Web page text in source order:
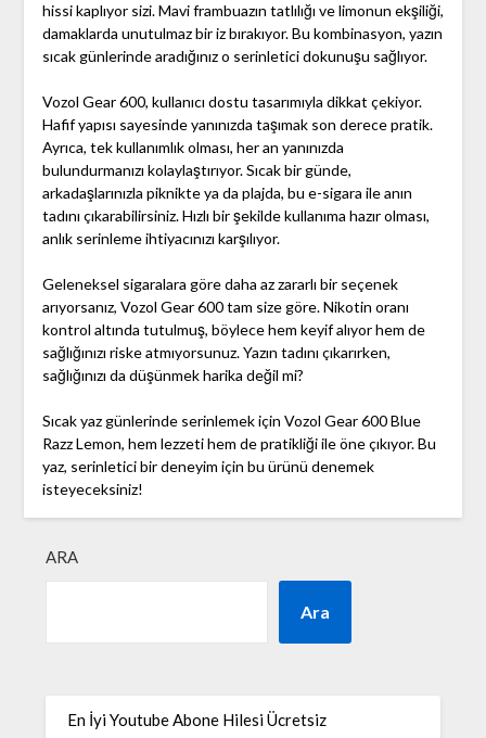
hissi kaplıyor sizi. Mavi frambuazın tatlılığı ve limonun ekşiliği,
damaklarda unutulmaz bir iz bırakıyor. Bu kombinasyon, yazın
sıcak günlerinde aradığınız o serinletici dokunuşu sağlıyor.
Vozol Gear 600, kullanıcı dostu tasarımıyla dikkat çekiyor.
Hafif yapısı sayesinde yanınızda taşımak son derece pratik.
Ayrıca, tek kullanımlık olması, her an yanınızda
bulundurmanızı kolaylaştırıyor. Sıcak bir günde,
arkadaşlarınızla piknikte ya da plajda, bu e-sigara ile anın
tadını çıkarabilirsiniz. Hızlı bir şekilde kullanıma hazır olması,
anlık serinleme ihtiyacınızı karşılıyor.
Geleneksel sigaralara göre daha az zararlı bir seçenek
arıyorsanız, Vozol Gear 600 tam size göre. Nikotin oranı
kontrol altında tutulmuş, böylece hem keyif alıyor hem de
sağlığınızı riske atmıyorsunuz. Yazın tadını çıkarırken,
sağlığınızı da düşünmek harika değil mi?
Sıcak yaz günlerinde serinlemek için Vozol Gear 600 Blue
Razz Lemon, hem lezzeti hem de pratikliği ile öne çıkıyor. Bu
yaz, serinletici bir deneyim için bu ürünü denemek
isteyeceksiniz!
ARA
Ara
En İyi Youtube Abone Hilesi Ücretsiz